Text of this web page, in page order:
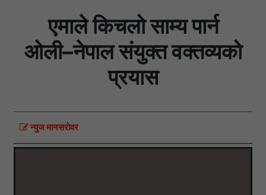
एमाले किचलो साम्य पार्न
ओली–नेपाल संयुक्त वक्तव्यको
प्रयास
न्युज मानसराेवर